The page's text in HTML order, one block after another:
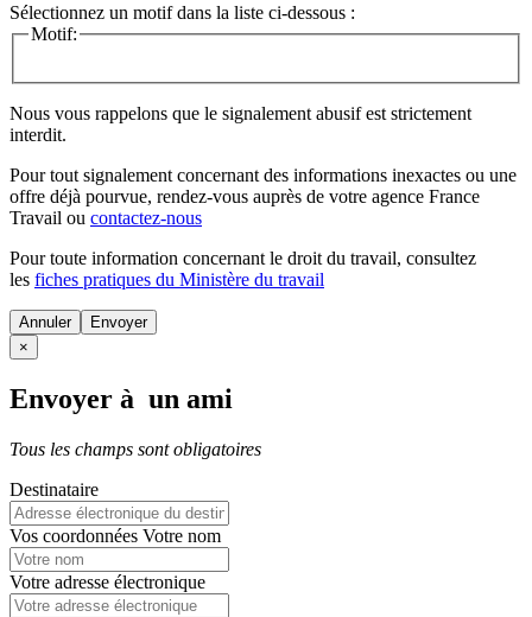
Sélectionnez un motif dans la liste ci-dessous :
Motif:
Nous vous rappelons que le signalement abusif est strictement
interdit.
Pour tout signalement concernant des informations inexactes ou une
offre déjà pourvue, rendez-vous auprès de votre agence France
Travail ou contactez-nous
Pour toute information concernant le droit du travail, consultez
les fiches pratiques du Ministère du travail
Annuler
×
Envoyer à un ami
Tous les champs sont obligatoires
Destinataire
Vos coordonnées Votre nom
Votre adresse électronique